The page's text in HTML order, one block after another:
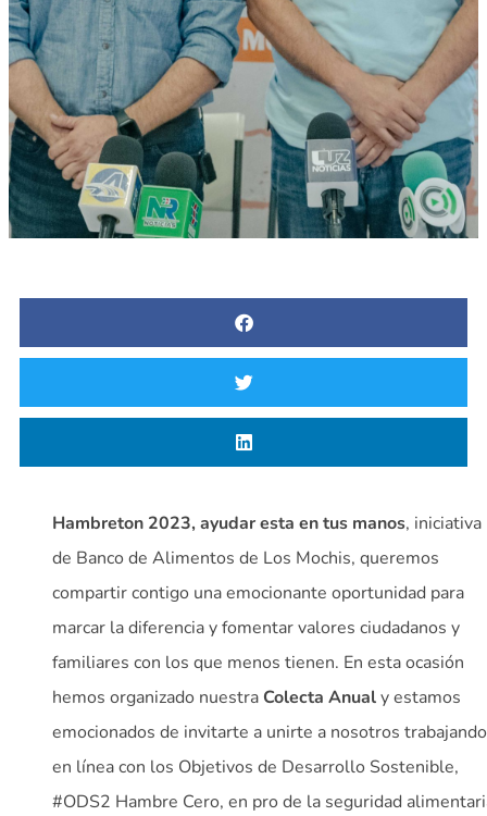
Hambreton 2023, ayudar esta en tus manos, iniciativa
de Banco de Alimentos de Los Mochis, queremos
compartir contigo una emocionante oportunidad para
marcar la diferencia y fomentar valores ciudadanos y
familiares con los que menos tienen. En esta ocasión
hemos organizado nuestra Colecta Anualy estamos
emocionados de invitarte a unirte a nosotros trabajando
en línea con los Objetivos de Desarrollo Sostenible,
#ODS2 Hambre Cero, en pro de la seguridad